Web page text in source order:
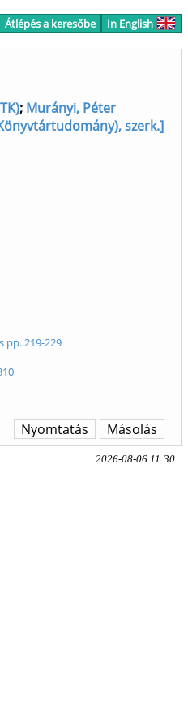
Átlépés a keresőbe In English
; Murányi, Péter
szerk.]
pp. 219-229
Másolás
Nyomtatás
2026-08-06 11:30